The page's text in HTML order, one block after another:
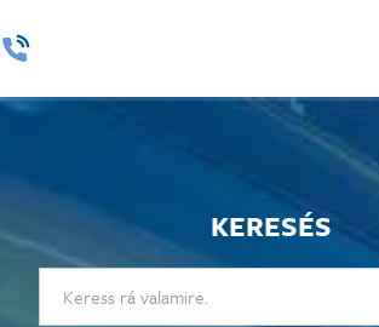
KERESÉS